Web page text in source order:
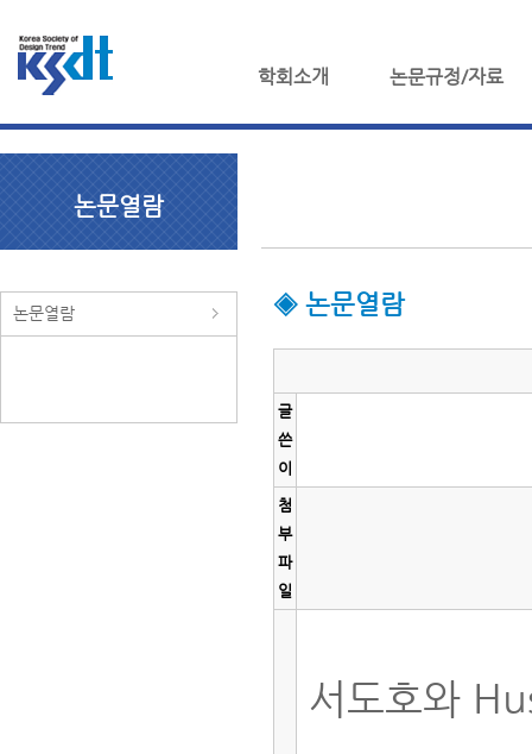
학회소개 논문규정/자료
논문열람
논문열람 ◈ 논문열람
글
쓴
이
첨
부
파
일
서도호와